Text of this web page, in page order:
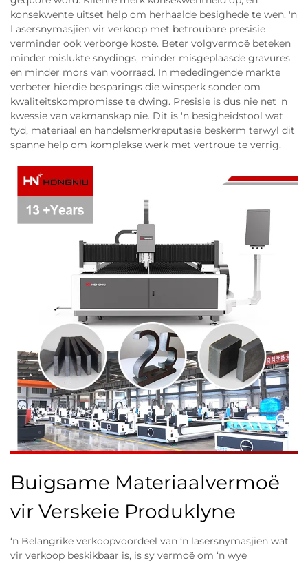
konsekwente uitset help om herhaalde besighede te wen. 'n
Lasersnymasjien vir verkoop met betroubare presisie
verminder ook verborge koste. Beter volgvermoë beteken
minder mislukte snydings, minder misgeplaasde gravures
en minder mors van voorraad. In mededingende markte
verbeter hierdie besparings die winsperk sonder om
kwaliteitskompromisse te dwing. Presisie is dus nie net 'n
kwessie van vakmanskap nie. Dit is 'n besigheidstool wat
tyd, materiaal en handelsmerkreputasie beskerm terwyl dit
spanne help om komplekse werk met vertroue te verrig.
Buigsame Materiaalvermoë
vir Verskeie Produklyne
‘n Belangrike verkoopvoordeel van ‘n lasersnymasjien wat
vir verkoop beskikbaar is, is sy vermoë om ‘n wye